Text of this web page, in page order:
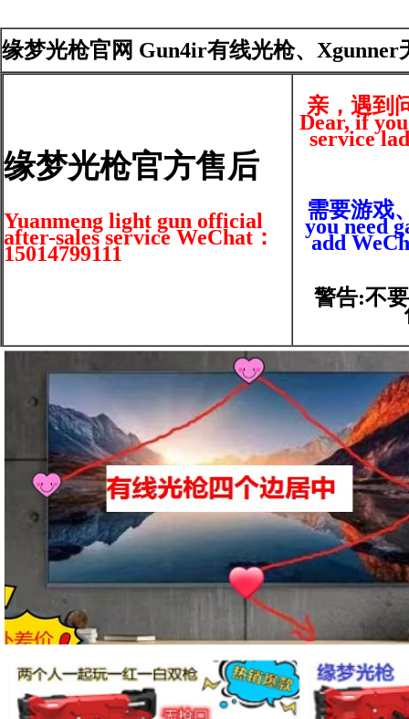
缘梦光枪官网 Gun4ir有线光枪、
缘梦光枪官方售后
Yuanmeng light gun official
after-sales service WeChat：
15014799111
亲，遇到
Dear, if
service
需要游戏
you need
add
警告:不